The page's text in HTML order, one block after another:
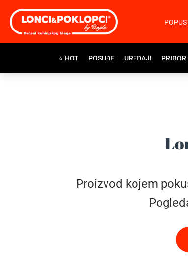
⭐ HOT POSUĐE UREĐAJI PRIBOR
Proizvod kojem